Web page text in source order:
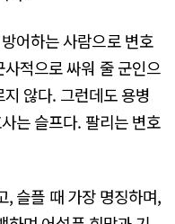
어하는 사람으로 변호
적으로 싸워 줄 군인으
않다. 그런데도 용병
는 슬프다. 팔리는 변호
, 슬플 때 가장 명징하며,